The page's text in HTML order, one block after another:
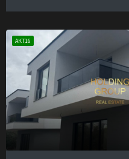
АКТ16